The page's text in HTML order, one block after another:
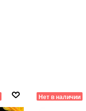
Нет в наличии